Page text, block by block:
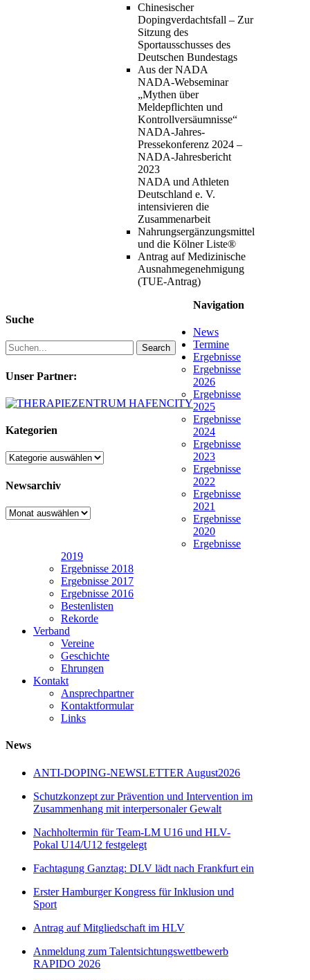
Chinesischer
Dopingverdachtsfall – Zur
Sitzung des
Sportausschusses des
Deutschen Bundestags
Aus der NADA
NADA-Webseminar
„Mythen über
Meldepflichten und
Kontrollversäumnisse“
NADA-Jahres-
Pressekonferenz 2024 –
NADA-Jahresbericht
2023
NADA und Athleten
Deutschland e. V.
intensivieren die
Zusammenarbeit
Nahrungsergänzungsmittel
und die Kölner Liste®
Antrag auf Medizinische
Ausnahmegenehmigung
(TUE-Antrag)
Suche
Search
Unser Partner:
Kategorien
Kategorien
Newsarchiv
Newsarchiv
Navigation
News
Termine
Ergebnisse
Ergebnisse
2026
Ergebnisse
2025
Ergebnisse
2024
Ergebnisse
2023
Ergebnisse
2022
Ergebnisse
2021
Ergebnisse
2020
Ergebnisse
2019
Ergebnisse 2018
Ergebnisse 2017
Ergebnisse 2016
Bestenlisten
Rekorde
Verband
Vereine
Geschichte
Ehrungen
Kontakt
Ansprechpartner
Kontaktformular
Links
News
ANTI-DOPING-NEWSLETTER August2026
Schutzkonzept zur Prävention und Intervention im
Zusammenhang mit interpersonaler Gewalt
Nachholtermin für Team-LM U16 und HLV-
Pokal U14/U12 festgelegt
Fachtagung Ganztag: DLV lädt nach Frankfurt ein
Erster Hamburger Kongress für Inklusion und
Sport
Antrag auf Mitgliedschaft im HLV
Anmeldung zum Talentsichtungswettbewerb
RAPIDO 2026